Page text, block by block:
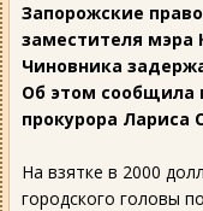
Запорожские
заместителя мэра
Чиновника
Об этом сообщила
прокурора Лариса
На взятке в 2000
городского головы